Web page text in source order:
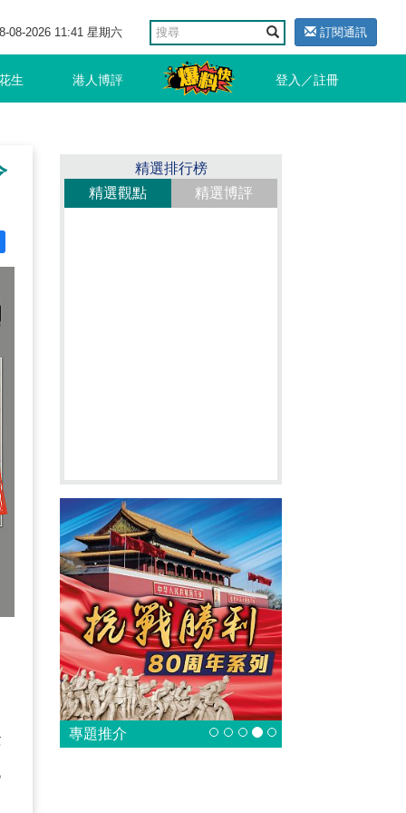
08-2026 11:41 星期六 訂閱通訊
生 港人博評 登入／註冊
精選排行榜
精選觀點
精選博評
專題推介